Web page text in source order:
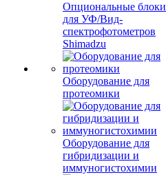
Опциональные блоки
для УФ/Вид-
спектрофотометров
Shimadzu
Оборудование для
протеомики
Оборудование для
гибридизации и
иммуногистохимии